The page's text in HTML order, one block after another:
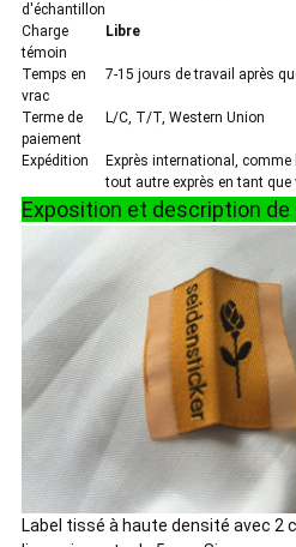
d'échantillon
Charge
témoin
Libre
Temps en
vrac
7-15 jours de travail après
Terme de
paiement
L/C, T/T, Western Union
Expédition
Exprès international, comme
tout autre exprès en tant que
Exposition et description de
Label tissé à haute densité avec 2